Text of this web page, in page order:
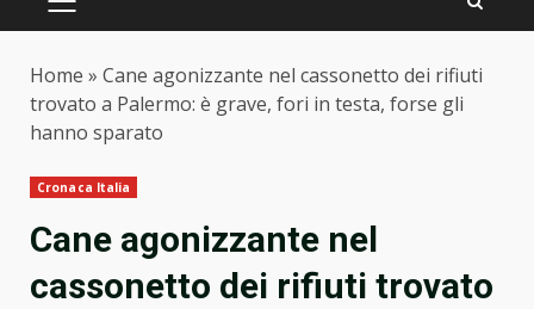
PRIMARY
Home » Cane agonizzante nel cassonetto dei rifiuti
trovato a Palermo: è grave, fori in testa, forse gli
hanno sparato
Cronaca Italia
Cane agonizzante nel
cassonetto dei rifiuti trovato